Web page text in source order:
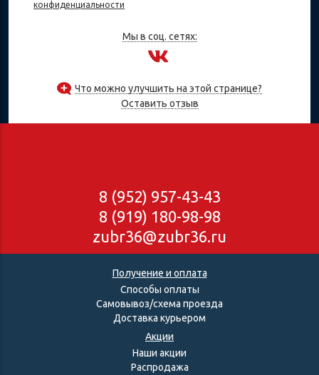
конфиденциальности
Мы в соц. сетях:
Что можно улучшить на этой странице?
Оставить отзыв
8 (952) 957-43-43
8 (919) 180-98-98
zubr36@zubr36.ru
Получение и оплата
Способы оплаты
Самовывоз/схема проезда
Доставка курьером
Акции
Наши акции
Распродажа